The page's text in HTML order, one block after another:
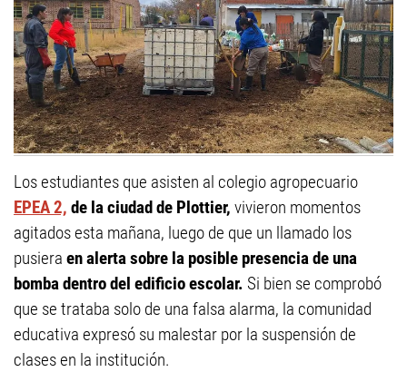
Los estudiantes que asisten al colegio agropecuario
EPEA 2, de la ciudad de Plottier, vivieron momentos
agitados esta mañana, luego de que un llamado los
pusiera en alerta sobre la posible presencia de una
bomba dentro del edificio escolar. Si bien se comprobó
que se trataba solo de una falsa alarma, la comunidad
educativa expresó su malestar por la suspensión de
clases en la institución.